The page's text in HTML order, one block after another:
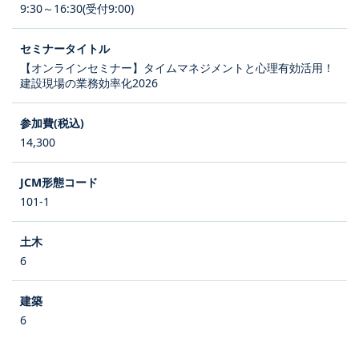
9:30～16:30(受付9:00)
【オンラインセミナー】タイムマネジメントと心理有効活用！
建設現場の業務効率化2026
14,300
101-1
6
6